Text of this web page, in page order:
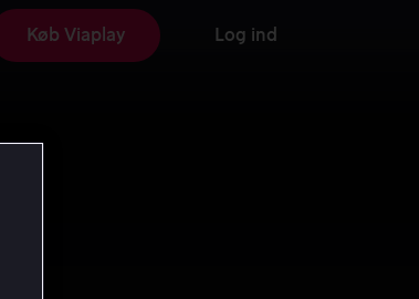
Køb Viaplay Log ind